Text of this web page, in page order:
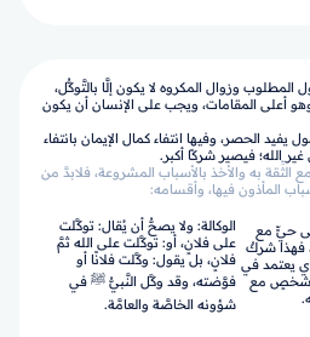
وزوال المكروه لا يكون إلَّا بالتَّوكُّل،
وهو أعلى المقامات، ويجب على الإنسان أن يكون
يفيد الحصر، وفيها انتفاء كمال الإيمان بانتفاء
الله؛ فيصير شركًا أكبر.
الثِّقة به والأخذ بالأسباب المشروعة، فلابدَّ من
المأذون فيها، وأقسامه:
حيٍّ مع
فهذا شركٌ
يعتمد في
شخصٍ مع
الوكالة: ولا يصحُّ أن يُقال: توكَّلت
على فلانٍ، أو: توكَّلت على الله ثمَّ
فلانٍ، بل يقول: وكَّلت فلانًا أو
فوَّضته، وقد وكَّل النَّبيُّ ﷺ في
شؤونه الخاصَّة والعامَّة.